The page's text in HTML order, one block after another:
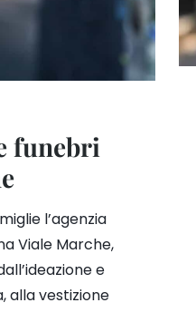
funebri
l’agenzia
Viale Marche,
e
alla vestizione